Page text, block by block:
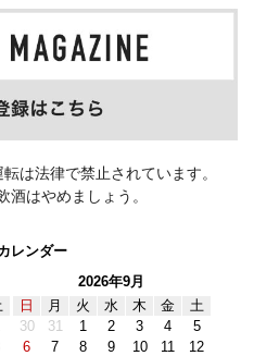
は法律で禁止されています。
酒はやめましょう。
レンダー
2026年9月
日
月 火 水 木 金
土
30
31 1 2 3 4
5
6
7 8 9 10 11
12